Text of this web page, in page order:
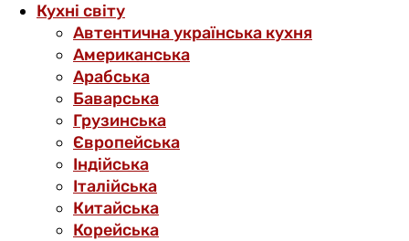
Кухні світу
Автентична українська кухня
Американська
Арабська
Баварська
Грузинська
Європейська
Індійська
Італійська
Китайська
Корейська